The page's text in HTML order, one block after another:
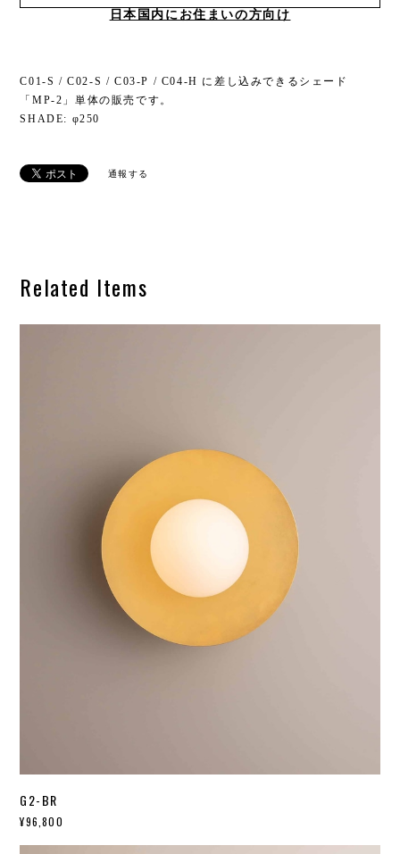
日本国内にお住まいの方向け
C01-S / C02-S / C03-P / C04-H に差し込みできるシェード
「MP-2」単体の販売です。
SHADE: φ250
通報する
Related Items
G2-BR
¥96,800